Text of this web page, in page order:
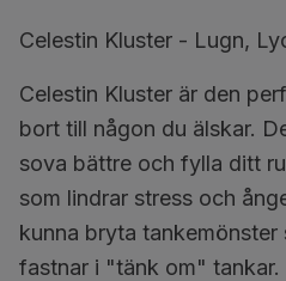
Celestin Kluster - Lugn,
Celestin Kluster är den
bort till någon du älskar.
sova bättre och fylla ditt
som lindrar stress och
kunna bryta
fastnar i "tänk om" tankar.